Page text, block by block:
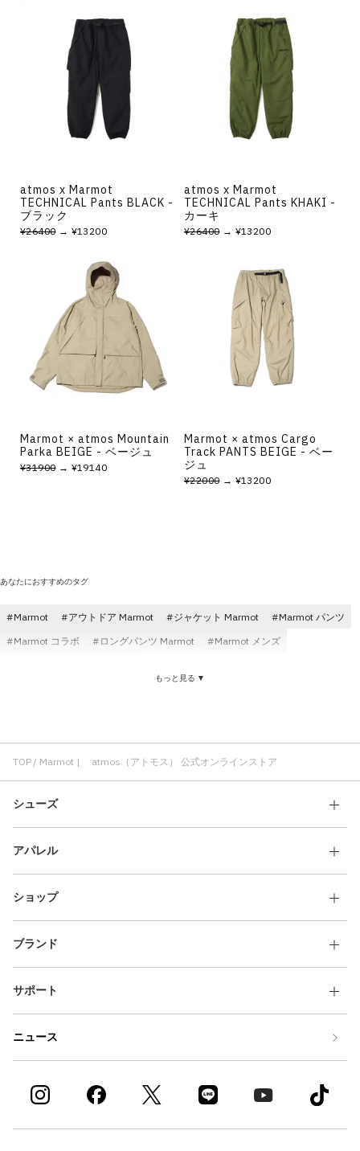
atmos x Marmot
TECHNICAL Pants BLACK -
ブラック
¥26400→ ¥13200
atmos x Marmot
TECHNICAL Pants KHAKI -
カーキ
¥26400→ ¥13200
Marmot × atmos Mountain
Parka BEIGE - ベージュ
¥31900→ ¥19140
Marmot × atmos Cargo
Track PANTS BEIGE - ベー
ジュ
¥22000→ ¥13200
あなたにおすすめのタグ
Marmot アウトドア Marmot ジャケット Marmot
Marmot パンツ
Marmot コラボ
ロングパンツ Marmot
Marmot メンズ
もっと見る ▼
TOP Marmot | atmos（アトモス） 公式オンラインストア
シューズ
アパレル
ショップ
ブランド
サポート
ニュース